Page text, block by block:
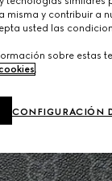
misma y contribuir a
usted las
sobre estas
.
CONFIGURACIÓN